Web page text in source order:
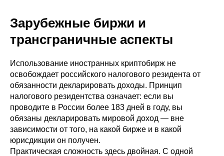
Зарубежные биржи и
трансграничные аспекты
Использование иностранных криптобирж не
освобождает российского налогового резидента от
обязанности декларировать доходы. Принцип
налогового резидентства означает: если вы
проводите в России более 183 дней в году, вы
обязаны декларировать мировой доход — вне
зависимости от того, на какой бирже и в какой
юрисдикции он получен.
Практическая сложность здесь двойная. С одной